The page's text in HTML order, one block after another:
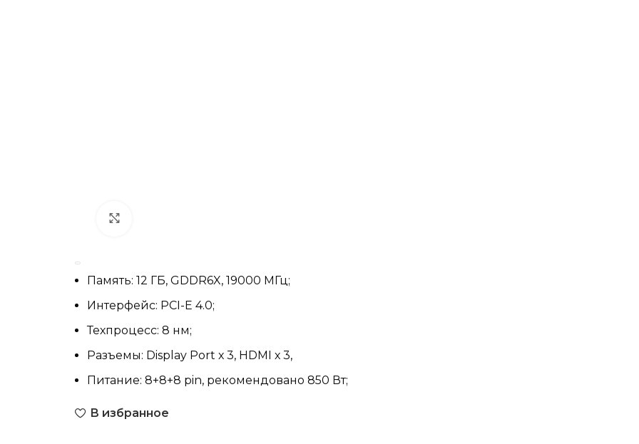
Память: 12 ГБ, GDDR6X, 19000 МГц;
Интерфейс: PCI-E 4.0;
Техпроцесс: 8 нм;
Разъемы: Display Port х 3, HDMI х 3,
Питание: 8+8+8 pin, рекомендовано 850 Вт;
В избранное